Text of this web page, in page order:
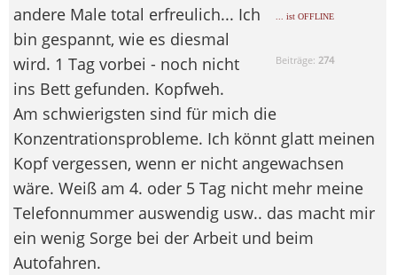
... ist OFFLINE
Beiträge: 274
andere Male total erfreulich... Ich
bin gespannt, wie es diesmal
wird. 1 Tag vorbei - noch nicht
ins Bett gefunden. Kopfweh.
Am schwierigsten sind für mich die
Konzentrationsprobleme. Ich könnt glatt meinen
Kopf vergessen, wenn er nicht angewachsen
wäre. Weiß am 4. oder 5 Tag nicht mehr meine
Telefonnummer auswendig usw.. das macht mir
ein wenig Sorge bei der Arbeit und beim
Autofahren.